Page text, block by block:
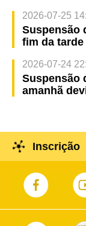
2026-07-25
Suspensão
fim da
2026-07-24
Suspensão
amanhã
Inscrição